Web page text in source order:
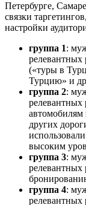
Петербурге,
связки
настройки
группа 1:
релевантных
(«туры в
Турцию» и
группа 2:
релевантных
автомобилям
других
высоким
группа 3:
релевантных
группа 4:
релевантных